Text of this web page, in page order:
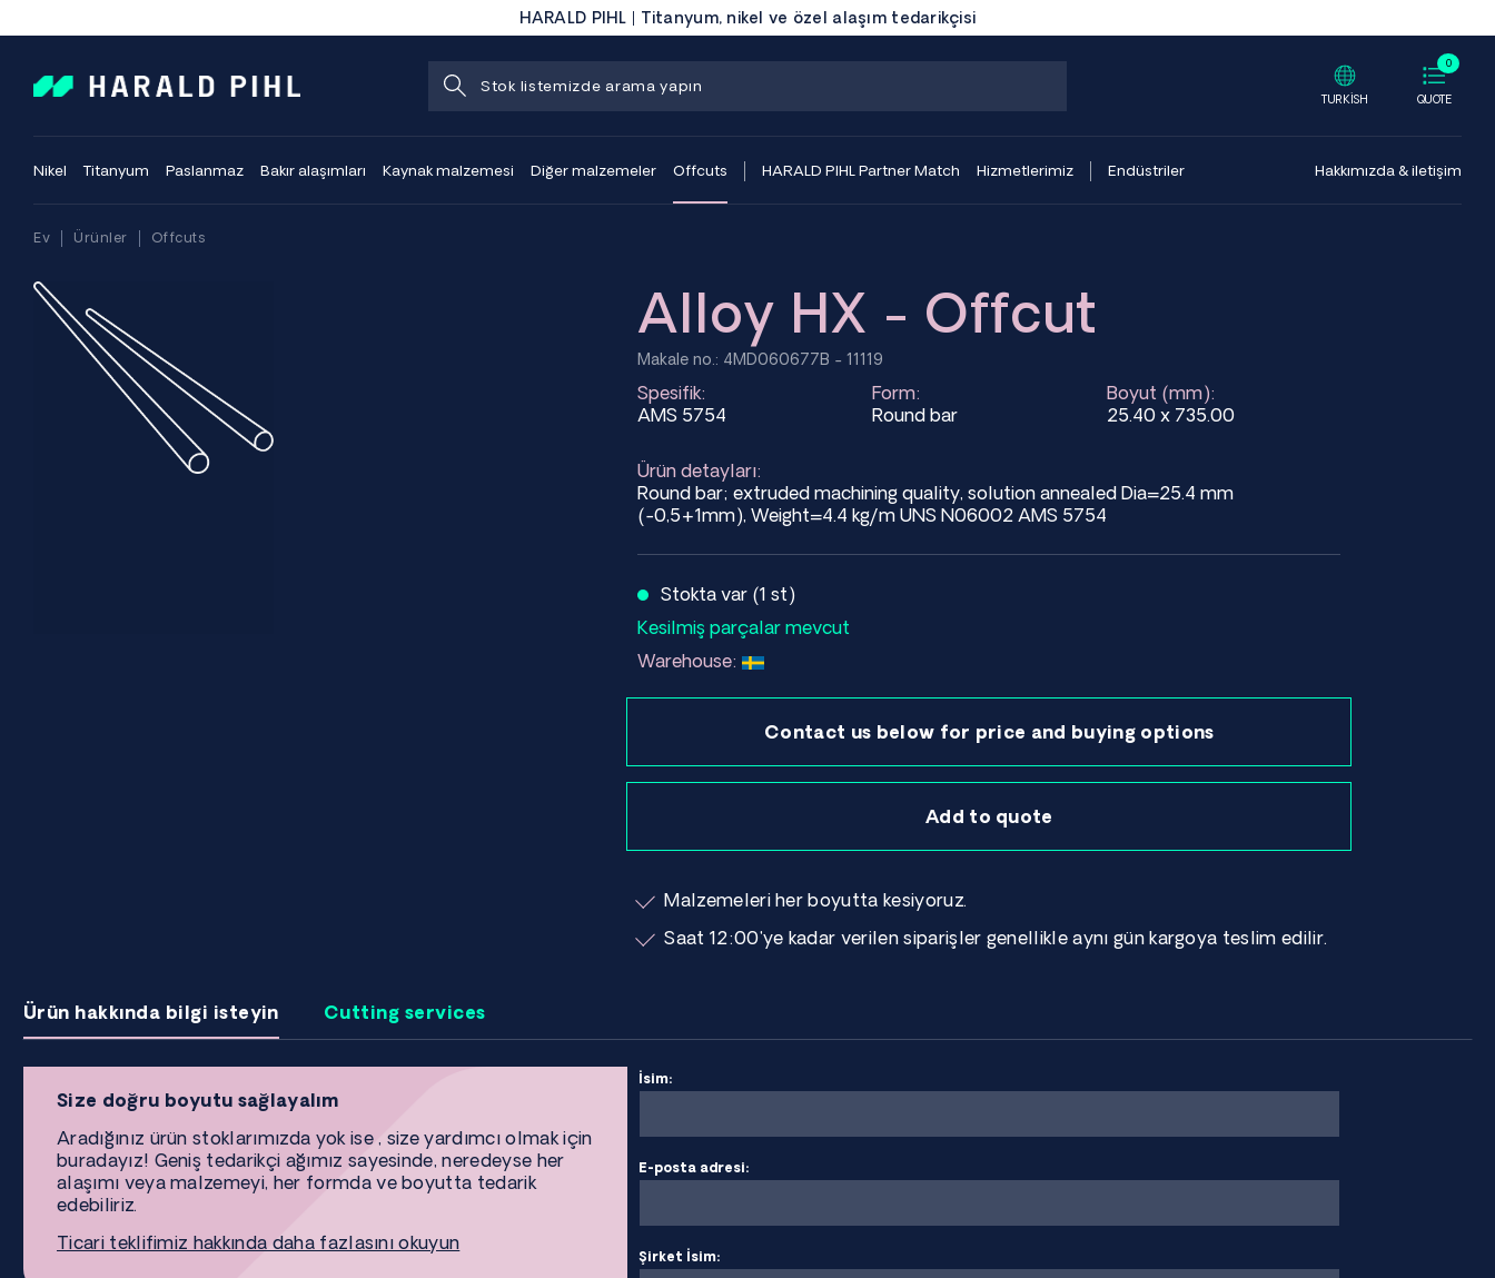
HARALD PIHL | Titanyum, nikel ve özel alaşım tedarikçisi
0
QUOTE
TURKISH
Nikel Titanyum Paslanmaz Bakır alaşımları Kaynak malzemesi Diğer malzemeler Offcuts HARALD PIHL Partner Match Hizmetlerimiz Endüstriler Hakkımızda & iletişim
Ev Ürünler Offcuts
Alloy HX - Offcut
Makale no.: 4MD060677B - 11119
Spesifik:
AMS 5754
Form:
Round bar
Boyut (mm):
25.40 x 735.00
Ürün detayları:
Round bar; extruded machining quality, solution annealed Dia=25.4 mm
(-0,5+1mm), Weight=4.4 kg/m UNS N06002 AMS 5754
Stokta var (1 st)
Kesilmiş parçalar mevcut
Warehouse:
Contact us below for price and buying options
Add to quote
Malzemeleri her boyutta kesiyoruz.
Saat 12:00'ye kadar verilen siparişler genellikle aynı gün kargoya teslim edilir.
Ürün hakkında bilgi isteyin Cutting services
Size doğru boyutu sağlayalım
Aradığınız ürün stoklarımızda yok ise , size yardımcı olmak için
buradayız! Geniş tedarikçi ağımız sayesinde, neredeyse her
alaşımı veya malzemeyi, her formda ve boyutta tedarik
edebiliriz.
Ticari teklifimiz hakkında daha fazlasını okuyun
İsim:
E-posta adresi:
Şirket İsim: